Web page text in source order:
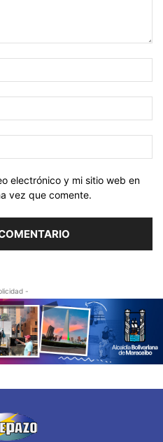
electrónico y mi sitio web en
vez que comente.
-